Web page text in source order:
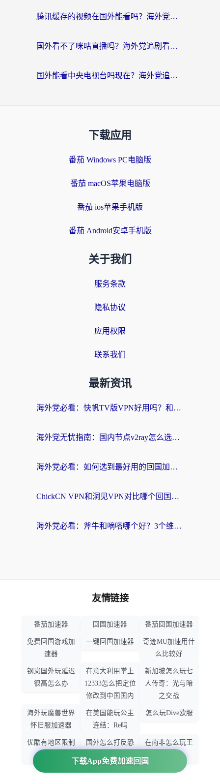
腾讯缓存的视频在国外能看吗？海外党追剧看片的终极解决方案
国外看不了咪咕直播吗？海外党追剧看片的加速器选择指南
国外能看中央电视台吗现在？海外党追剧看央视的实用指南
下载应用
番茄 Windows PC电脑版
番茄 macOS苹果电脑版
番茄 ios苹果手机版
番茄 Android安卓手机版
关于我们
服务条款
隐私协议
应用权限
联系我们
最新资讯
海外党必看：快帆TV版VPN好用吗？和快游VPN对比哪个回国效果更好？附实用避坑指南
海外党无忧指南：国内节点v2ray怎么选？一键回国VPN+多场景实测帮你避坑
海外党必看：如何选到最好用的回国加速器？从节点到售后的全维度指南
ChickCN VPN和洞见VPN对比哪个回国效果更好？海外党亲测3款加速器+避坑指南
海外党必看：斧牛和嘀嗒哪个好？3个维度教你选对回国加速器
下载App免费加速回国
友情链接
番茄加速器 回国加速器 番茄回国加速器
免费回国游戏加
速器
一键回国加速器
奇迹MU加速用什
么比较好
钢岚国外玩延迟
很高怎么办
在意大利用掌上
12333怎么把定位
修改到中国国内
新加坡怎么玩七
人传奇：光与暗
之交战
海外玩魔兽世界
怀旧服加速器
在美国能玩公主
连结：Re吗
怎么玩Dive欧服
优酷有地区限制
国外怎么打反恐
精英：全球攻势
在南非怎么玩王